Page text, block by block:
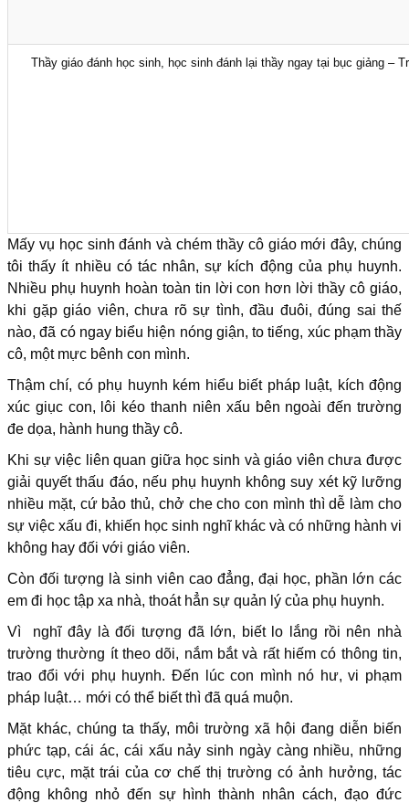
Thầy giáo đánh học sinh, học sinh đánh lại thầy ngay tại bục giảng –
Mấy vụ học sinh đánh và chém thầy cô giáo mới đây, chúng
tôi thấy ít nhiều có tác nhân, sự kích động của phụ huynh.
Nhiều phụ huynh hoàn toàn tin lời con hơn lời thầy cô giáo,
khi gặp giáo viên, chưa rõ sự tình, đầu đuôi, đúng sai thế
nào, đã có ngay biểu hiện nóng giận, to tiếng, xúc phạm thầy
cô, một mực bênh con mình.
Thậm chí, có phụ huynh kém hiểu biết pháp luật, kích động
xúc giục con, lôi kéo thanh niên xấu bên ngoài đến trường
đe dọa, hành hung thầy cô.
Khi sự việc liên quan giữa học sinh và giáo viên chưa được
giải quyết thấu đáo, nếu phụ huynh không suy xét kỹ lưỡng
nhiều mặt, cứ bảo thủ, chở che cho con mình thì dễ làm cho
sự việc xấu đi, khiến học sinh nghĩ khác và có những hành vi
không hay đối với giáo viên.
Còn đối tượng là sinh viên cao đẳng, đại học, phần lớn các
em đi học tập xa nhà, thoát hẳn sự quản lý của phụ huynh.
Vì nghĩ đây là đối tượng đã lớn, biết lo lắng rồi nên nhà
trường thường ít theo dõi, nắm bắt và rất hiếm có thông tin,
trao đổi với phụ huynh. Đến lúc con mình nó hư, vi phạm
pháp luật… mới có thể biết thì đã quá muộn.
Mặt khác, chúng ta thấy, môi trường xã hội đang diễn biến
phức tạp, cái ác, cái xấu nảy sinh ngày càng nhiều, những
tiêu cực, mặt trái của cơ chế thị trường có ảnh hưởng, tác
động không nhỏ đến sự hình thành nhân cách, đạo đức